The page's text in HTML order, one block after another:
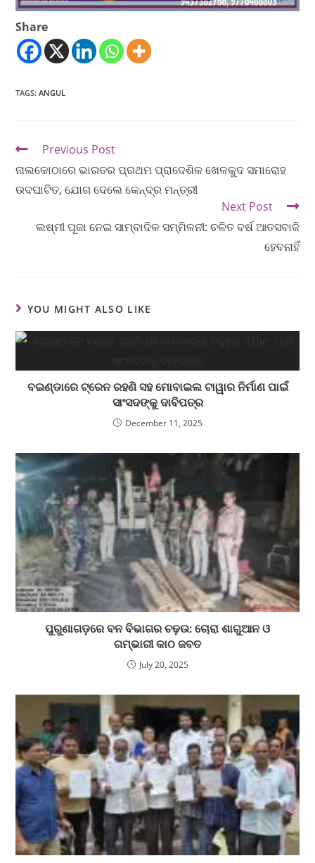
Share
TAGS:ANGUL
Previous Post
ନାଲକୋଠାରେ ଭାରତର ପ୍ରଥମ ପ୍ରାଦେଶିକ ଖେଳକୁଦ ସମାରୋହ
ଉଦଘାଟିତ, ଯୋଗ ଦେଲେ କେନ୍ଦ୍ର ମନ୍ତ୍ରୀ
Next Post
ଲଷ୍ମୀ ପୂଜା ନେଇ ସାମ୍ବାଦିକ ସମ୍ମିଳନୀ: ଚଳିତ ବର୍ଷ ଆତସବାଜି
ହେବନାହିଁ
YOU MIGHT ALSO LIKE
ବଇଣ୍ଡାରେ ଟ୍ରେନ ରହଣି ସହ ମୋବାଇଲ ଟାୱାର ନିର୍ମାଣ ପାଇଁ
ସାଂସଦଙ୍କୁ ଦାବିପତ୍ର
December 11, 2025
ପୁରୁଣାଗଡ଼ରେ ବନ ବିଭାଗର ଚଢ଼ଉ: ଚୋରା ଶାଗୁଆନ ଓ
ଗମ୍ଭାରୀ କାଠ ଜବତ
July 20, 2025